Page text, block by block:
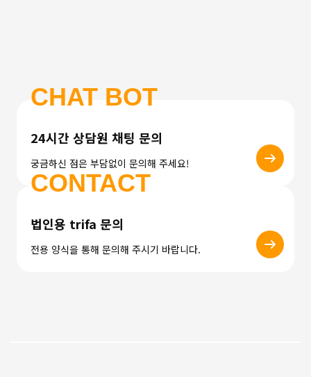
CHAT BOT
24시간 상담원 채팅 문의
궁금하신 점은 부담없이 문의해 주세요!
CONTACT
법인용 trifa 문의
전용 양식을 통해 문의해 주시기 바랍니다.